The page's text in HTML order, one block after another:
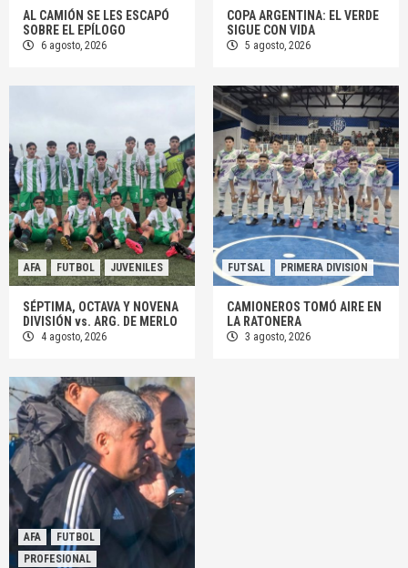
AL CAMIÓN SE LES ESCAPÓ
SOBRE EL EPÍLOGO
6 agosto, 2026
COPA ARGENTINA: EL VERDE
SIGUE CON VIDA
5 agosto, 2026
AFA FUTBOL JUVENILES
SÉPTIMA, OCTAVA Y NOVENA
DIVISIÓN vs. ARG. DE MERLO
4 agosto, 2026
FUTSAL PRIMERA DIVISION
CAMIONEROS TOMÓ AIRE EN
LA RATONERA
3 agosto, 2026
AFA
FUTBOL
PROFESIONAL